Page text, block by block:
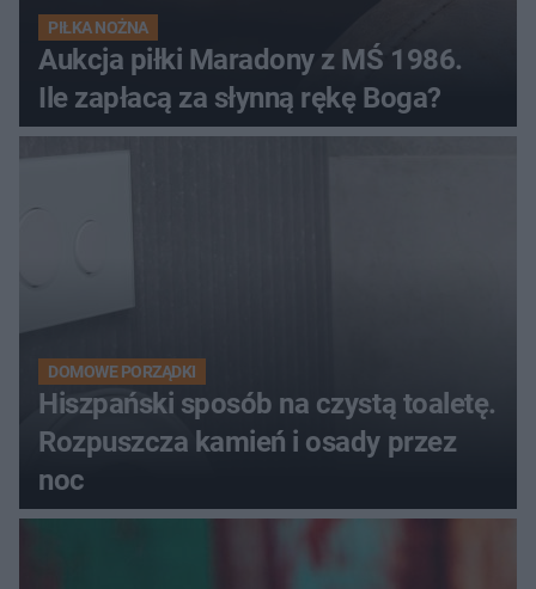
PIŁKA NOŻNA
Aukcja piłki Maradony z MŚ 1986.
Ile zapłacą za słynną rękę Boga?
DOMOWE PORZĄDKI
Hiszpański sposób na czystą toaletę.
Rozpuszcza kamień i osady przez
noc